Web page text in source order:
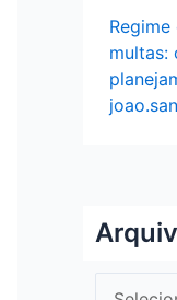
multas: